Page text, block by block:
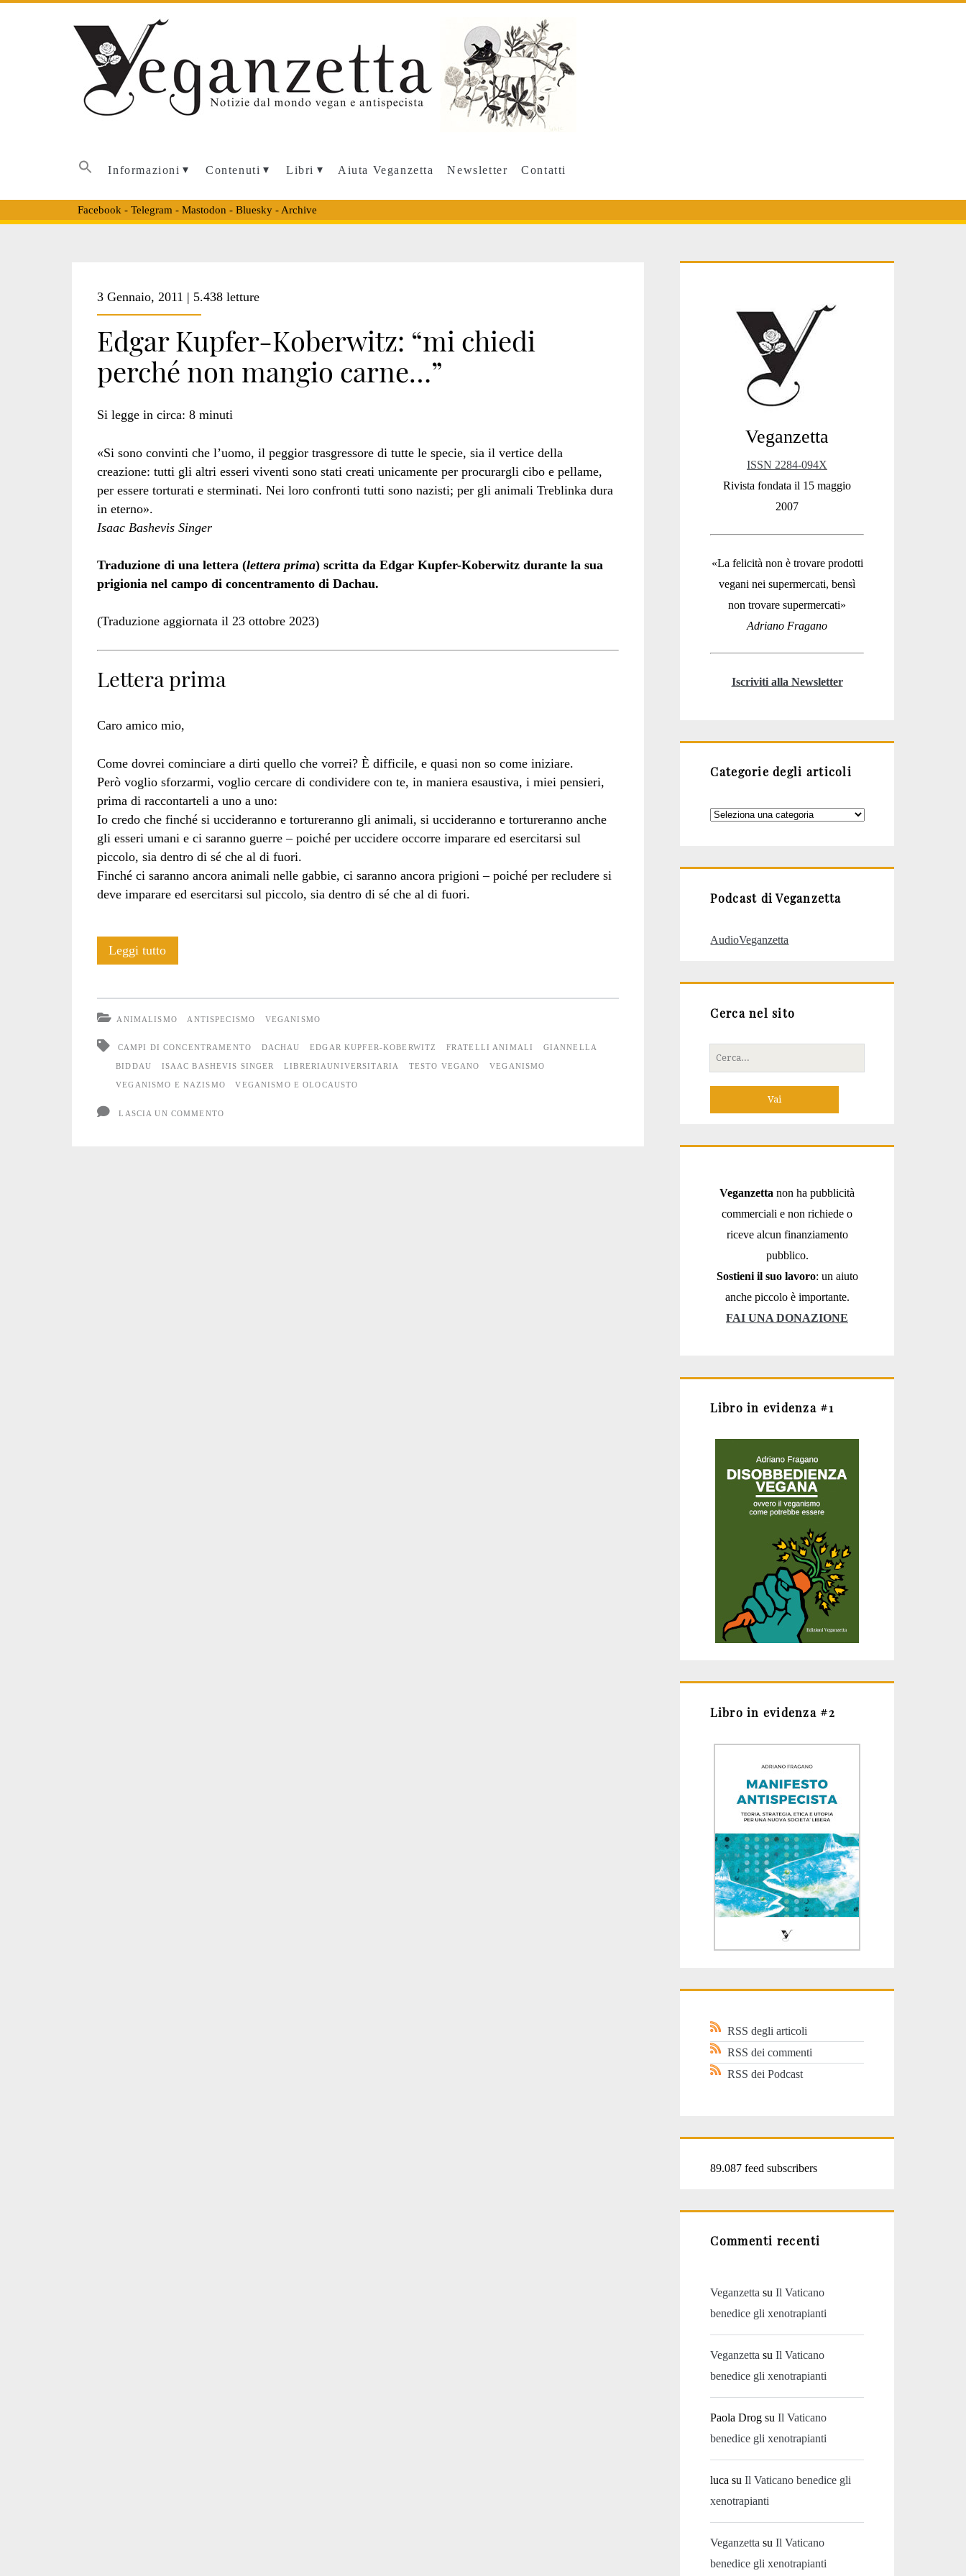
Informazioni Contenuti Libri Aiuta Veganzetta Newsletter Contatti
Facebook - Telegram - Mastodon - Bluesky- Archive
<span>libreriauniversitaria</span>
3 Gennaio, 2011 | 5.438 letture
Edgar Kupfer-Koberwitz: “mi chiedi
perché non mangio carne…”
Si legge in circa: 8 minuti
«Si sono convinti che l’uomo, il peggior trasgressore di tutte le specie, sia il vertice della
creazione: tutti gli altri esseri viventi sono stati creati unicamente per procurargli cibo e pellame,
per essere torturati e sterminati. Nei loro confronti tutti sono nazisti; per gli animali Treblinka dura
in eterno».
Isaac Bashevis Singer
Traduzione di una lettera (lettera prima) scritta da Edgar Kupfer-Koberwitz durante la sua
prigionia nel campo di concentramento di Dachau.
(Traduzione aggiornata il 23 ottobre 2023)
Lettera prima
Caro amico mio,
Come dovrei cominciare a dirti quello che vorrei? È difficile, e quasi non so come iniziare.
Però voglio sforzarmi, voglio cercare di condividere con te, in maniera esaustiva, i miei pensieri,
prima di raccontarteli a uno a uno:
Io credo che finché si uccideranno e tortureranno gli animali, si uccideranno e tortureranno anche
gli esseri umani e ci saranno guerre – poiché per uccidere occorre imparare ed esercitarsi sul
piccolo, sia dentro di sé che al di fuori.
Finché ci saranno ancora animali nelle gabbie, ci saranno ancora prigioni – poiché per recludere si
deve imparare ed esercitarsi sul piccolo, sia dentro di sé che al di fuori.
Leggi tuttoEdgar
chiedi
perché
non
ANIMALISMO ANTISPECISMO VEGANISMO
CAMPI DI CONCENTRAMENTO DACHAU EDGAR KUPFER-KOBERWITZ FRATELLI ANIMALI GIANNELLA
BIDDAU ISAAC BASHEVIS SINGER LIBRERIAUNIVERSITARIA TESTO VEGANO VEGANISMO
VEGANISMO E NAZISMO VEGANISMO E OLOCAUSTO
LASCIA UN COMMENTO
Sidebar
Veganzetta
ISSN 2284-094X
Rivista fondata il 15 maggio
2007
«La felicità non è trovare prodotti
vegani nei supermercati, bensì
non trovare supermercati»
Adriano Fragano
Iscriviti alla Newsletter
Categorie degli articoli
Categorie
Podcast di Veganzetta
AudioVeganzetta
Cerca nel sito
Cerca
per:
Veganzetta non ha pubblicità
commerciali e non richiede o
riceve alcun finanziamento
pubblico.
Sostieni il suo lavoro: un aiuto
anche piccolo è importante.
FAI UNA DONAZIONE
Libro in evidenza #1
Libro in evidenza #2
RSS degli articoli
RSS dei commenti
RSS dei Podcast
89.087 feed subscribers
Commenti recenti
Veganzetta suIl Vaticano
benedice gli xenotrapianti
Veganzetta suIl Vaticano
benedice gli xenotrapianti
Paola Drog suIl Vaticano
benedice gli xenotrapianti
luca suIl Vaticano benedice gli
xenotrapianti
Veganzetta suIl Vaticano
benedice gli xenotrapianti